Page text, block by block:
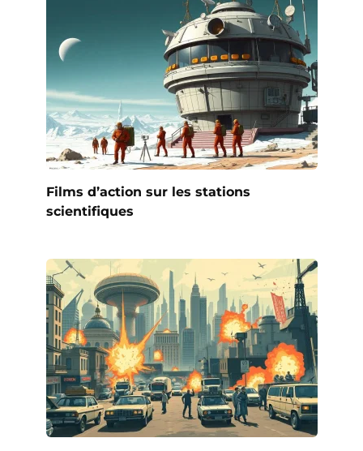
Films d’action sur les stations
scientifiques